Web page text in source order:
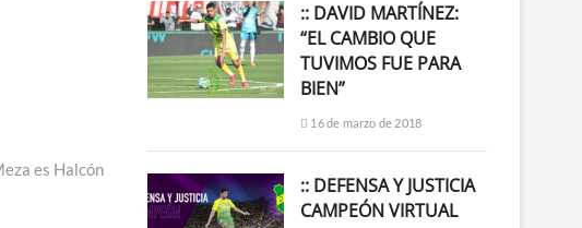
es Halcón
:: DAVID MARTÍNEZ:
“EL CAMBIO QUE
TUVIMOS FUE PARA
BIEN”
16 de marzo de 2018
:: DEFENSA Y JUSTICIA
CAMPEÓN VIRTUAL